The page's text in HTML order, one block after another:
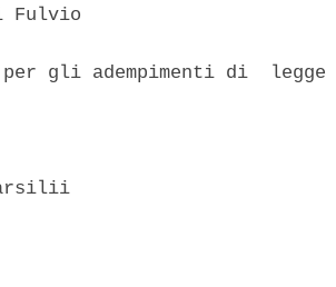
Fulvio
gli adempimenti di  legge